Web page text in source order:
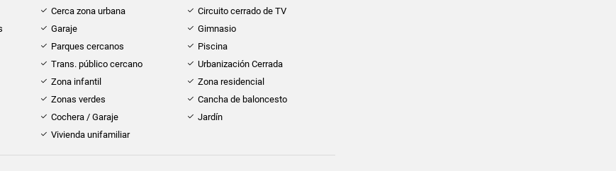
Cerca zona urbana
Circuito cerrado de TV
Garaje
Gimnasio
Parques cercanos
Piscina
Trans. público cercano
Urbanización Cerrada
Zona infantil
Zona residencial
Zonas verdes
Cancha de baloncesto
Cochera / Garaje
Jardín
Vivienda unifamiliar